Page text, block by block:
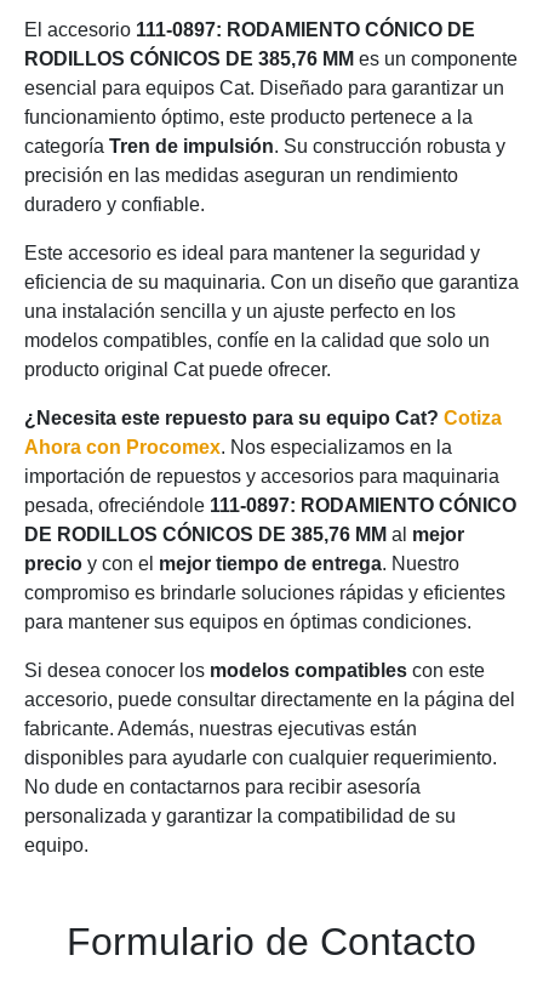
El accesorio 111-0897: RODAMIENTO CÓNICO DE
RODILLOS CÓNICOS DE 385,76 MM es un componente
esencial para equipos Cat. Diseñado para garantizar un
funcionamiento óptimo, este producto pertenece a la
categoría Tren de impulsión. Su construcción robusta y
precisión en las medidas aseguran un rendimiento
duradero y confiable.
Este accesorio es ideal para mantener la seguridad y
eficiencia de su maquinaria. Con un diseño que garantiza
una instalación sencilla y un ajuste perfecto en los
modelos compatibles, confíe en la calidad que solo un
producto original Cat puede ofrecer.
¿Necesita este repuesto para su equipo Cat? Cotiza
Ahora con Procomex. Nos especializamos en la
importación de repuestos y accesorios para maquinaria
pesada, ofreciéndole 111-0897: RODAMIENTO CÓNICO
DE RODILLOS CÓNICOS DE 385,76 MM al mejor
precio y con el mejor tiempo de entrega. Nuestro
compromiso es brindarle soluciones rápidas y eficientes
para mantener sus equipos en óptimas condiciones.
Si desea conocer los modelos compatibles con este
accesorio, puede consultar directamente en la página del
fabricante. Además, nuestras ejecutivas están
disponibles para ayudarle con cualquier requerimiento.
No dude en contactarnos para recibir asesoría
personalizada y garantizar la compatibilidad de su
equipo.
Formulario de Contacto